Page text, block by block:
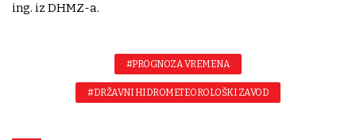
ing. iz DHMZ-a.
#PROGNOZA VREMENA
#DRŽAVNI HIDROMETEOROLOŠKI ZAVOD